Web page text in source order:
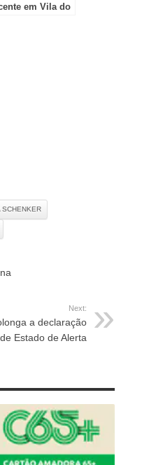
em Vila do
SCHENKER
Next:
a declaração
de Estado de Alerta